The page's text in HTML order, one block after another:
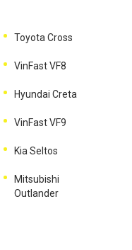
Toyota Cross
VinFast VF8
Hyundai Creta
VinFast VF9
Kia Seltos
Mitsubishi
Outlander